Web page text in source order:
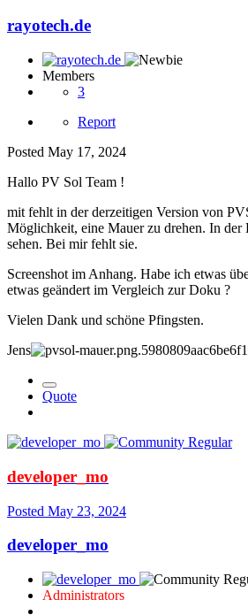
rayotech.de
Members
3
Report
Posted May 17, 2024
Hallo PV Sol Team !
mit fehlt in der derzeitigen Version von
Möglichkeit, eine Mauer zu drehen. In der
sehen. Bei mir fehlt sie.
Screenshot im Anhang. Habe ich etwas
etwas geändert im Vergleich zur Doku ?
Vielen Dank und schöne Pfingsten.
Jens
Quote
developer_mo
Posted May 23, 2024
developer_mo
Administrators